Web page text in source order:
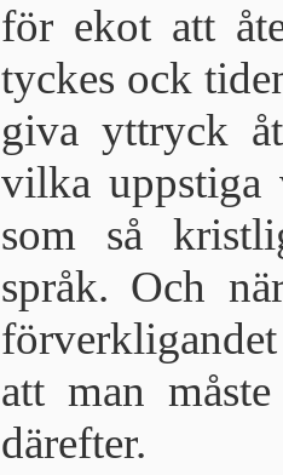
för ekot att
tyckes ock
giva yttryck
vilka uppstiga
som så
språk. Och
att man
därefter.